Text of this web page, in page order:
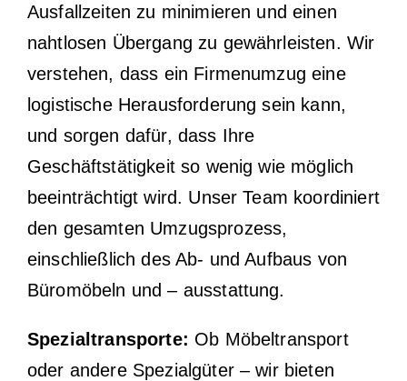
Ausfallzeiten zu minimieren und einen
nahtlosen Übergang zu gewährleisten. Wir
verstehen, dass ein Firmenumzug eine
logistische Herausforderung sein kann,
und sorgen dafür, dass Ihre
Geschäftstätigkeit so wenig wie möglich
beeinträchtigt wird. Unser Team koordiniert
den gesamten Umzugsprozess,
einschließlich des Ab- und Aufbaus von
Büromöbeln und – ausstattung.
Spezialtransporte: Ob Möbeltransport
oder andere Spezialgüter – wir bieten